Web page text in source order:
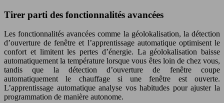
Tirer parti des fonctionnalités avancées
Les fonctionnalités avancées comme la géolokalisation, la détection
d’ouverture de fenêtre et l’apprentissage automatique optimisent le
confort et limitent les pertes d’énergie. La géolokalisation baisse
automatiquement la température lorsque vous êtes loin de chez vous,
tandis que la détection d’ouverture de fenêtre coupe
automatiquement le chauffage si une fenêtre est ouverte.
L’apprentissage automatique analyse vos habitudes pour ajuster la
programmation de manière autonome.